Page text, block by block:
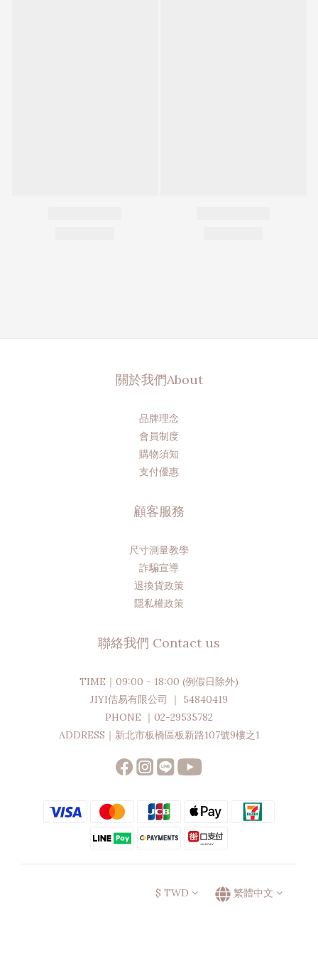
關於我們About
品牌理念
會員制度
購物須知
支付優惠
顧客服務
尺寸測量教學
詐騙宣導
退換貨政策
隱私權政策
聯絡我們 Contact us
TIME｜09:00 - 18:00 (例假日除外)
JIYI佶易有限公司 ｜ 54840419
PHONE ｜02-29535782
ADDRESS｜新北市板橋區板新路107號9樓之1
$ TWD 繁體中文